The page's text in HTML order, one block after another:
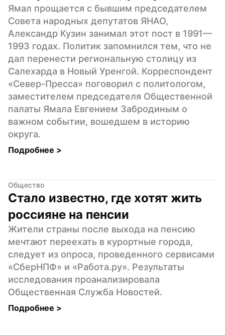
Ямал прощается с бывшим председателем
Совета народных депутатов ЯНАО,
Александр Кузин занимал этот пост в 1991—
1993 годах. Политик запомнился тем, что не
дал перенести региональную столицу из
Салехарда в Новый Уренгой. Корреспондент
«Север-Пресса» поговорил с политологом,
заместителем председателя Общественной
палаты Ямала Евгением Забродиным о
важном событии, вошедшем в историю
округа.
Подробнее >
Общество
Стало известно, где хотят жить
россияне на пенсии
Жители страны после выхода на пенсию
мечтают переехать в курортные города,
следует из опроса, проведенного сервисами
«СберНПФ» и «Работа.ру». Результаты
исследования проанализировала
Общественная Служба Новостей.
Подробнее >